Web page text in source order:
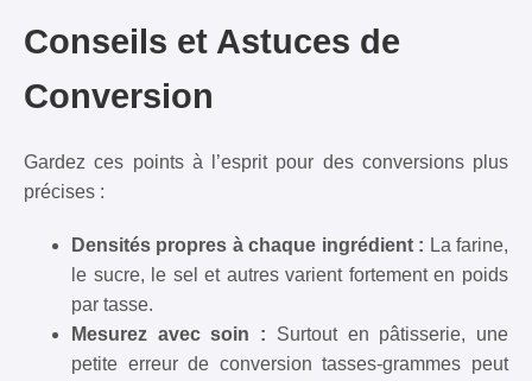
Conseils et Astuces de
Conversion
Gardez ces points à l’esprit pour des conversions plus
précises :
Densités propres à chaque ingrédient : La farine,
le sucre, le sel et autres varient fortement en poids
par tasse.
Mesurez avec soin : Surtout en pâtisserie, une
petite erreur de conversion tasses-grammes peut